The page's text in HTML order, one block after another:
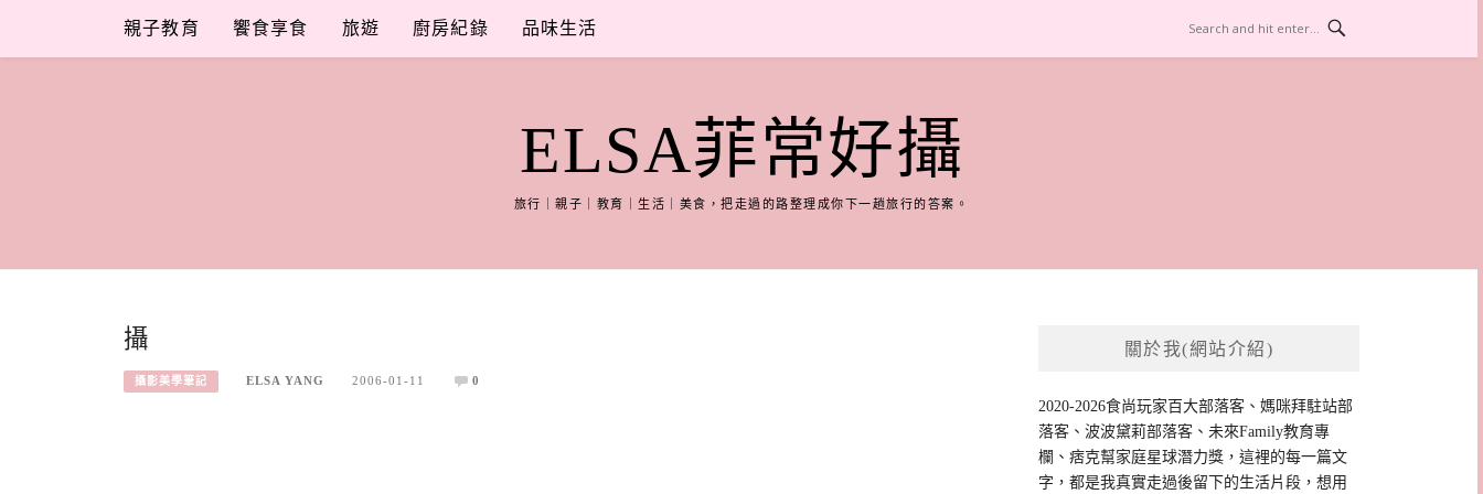
content
親子教育 饗食享食 旅遊 廚房紀錄 品味生活
ELSA菲常好攝
旅行｜親子｜教育｜生活｜美食，把走過的路整理成你下一趟旅行的答案。
攝
攝影美學筆記 ELSA YANG 2006-01-11 0
關於我(網站介紹)
2020-2026食尚玩家百大部落客、媽咪拜駐站部
落客、波波黛莉部落客、未來Family教育專
欄、痞克幫家庭星球潛力獎，這裡的每一篇文
字，都是我真實走過後留下的生活片段，想用